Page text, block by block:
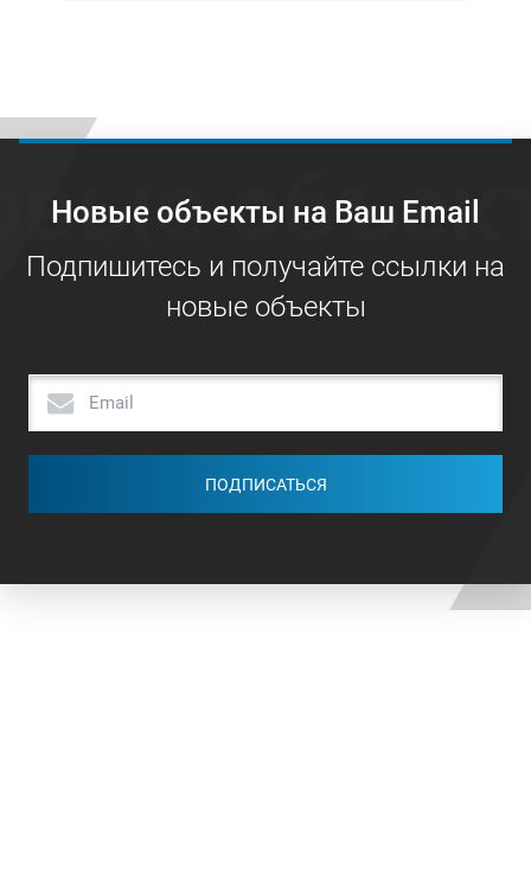
Новые объекты на Ваш Email
Подпишитесь и получайте ссылки на
новые объекты
ПОДПИСАТЬСЯ